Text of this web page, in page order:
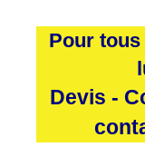
Pour
Devis -